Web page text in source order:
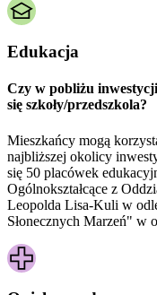
Edukacja
Czy w pobliżu
się szkoły/przedszkola?
Mieszkańcy mogą
najbliższej okolicy
się 50 placówek
Ogólnokształcące z
Leopolda Lisa-Kuli w
Słonecznych Marzeń" w